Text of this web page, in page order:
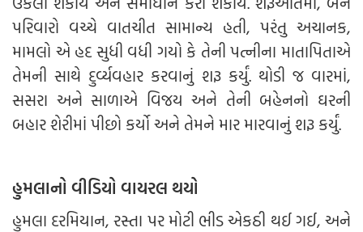
પરિવારો વચ્ચે વાતચીત સામાન્ય હતી, પરંતુ અચાનક,
મામલો એ હદ સુધી વધી ગયો કે તેની પત્નીના માતાપિતાએ
તેમની સાથે દુર્વ્યવહાર કરવાનું શરૂ કર્યું. થોડી જ વારમાં,
સસરા અને સાળાએ વિજય અને તેની બહેનનો ઘરની
બહાર શેરીમાં પીછો કર્યો અને તેમને માર મારવાનું શરૂ કર્યું.
હુમલાનો વીડિયો વાયરલ થયો
હુમલા દરમિયાન, રસ્તા પર મોટી ભીડ એકઠી થઈ ગઈ, અને